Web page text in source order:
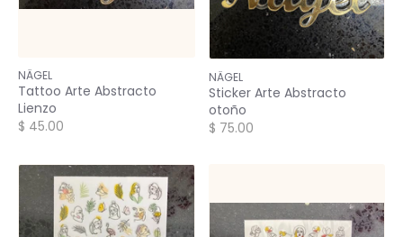
NÄGEL
Tattoo Arte Abstracto
Lienzo
$ 45.00
NÄGEL
Sticker Arte Abstracto
otoño
$ 75.00